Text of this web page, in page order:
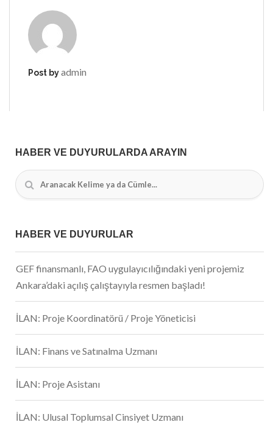
Post byadmin
HABER VE DUYURULARDA ARAYIN
HABER VE DUYURULAR
GEF finansmanlı, FAO uygulayıcılığındaki yeni projemiz
Ankara’daki açılış çalıştayıyla resmen başladı!
İLAN: Proje Koordinatörü / Proje Yöneticisi
İLAN: Finans ve Satınalma Uzmanı
İLAN: Proje Asistanı
İLAN: Ulusal Toplumsal Cinsiyet Uzmanı